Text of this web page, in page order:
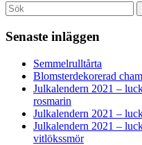
Search
for:
Senaste inläggen
Semmelrulltårta
Blomsterdekorerad
Julkalendern 2021 –
rosmarin
Julkalendern 2021 –
Julkalendern 2021 –
vitlökssmör